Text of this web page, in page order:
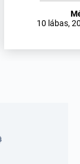
10 lábas,